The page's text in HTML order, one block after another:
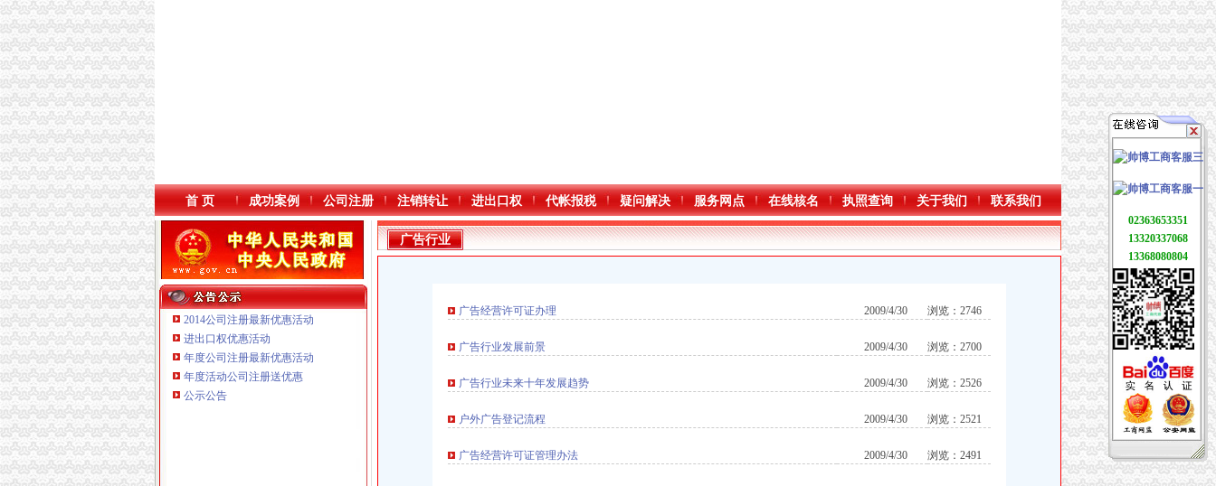
本站导航
首 页 成功案例 公司注册 注销转让 进出口权 代帐报税 疑问解决 服务网点 在线核名 执照查询 关于我们 联系我们
2014公司注册最新优惠活动
进出口权优惠活动
年度公司注册最新优惠活动
年度活动公司注册送优惠
公示公告
广告行业
广告经营许可证办理 2009/4/30 浏览：2746
广告行业发展前景 2009/4/30 浏览：2700
广告行业未来十年发展趋势 2009/4/30 浏览：2526
户外广告登记流程 2009/4/30 浏览：2521
广告经营许可证管理办法 2009/4/30 浏览：2491
02363653351
13320337068
13368080804